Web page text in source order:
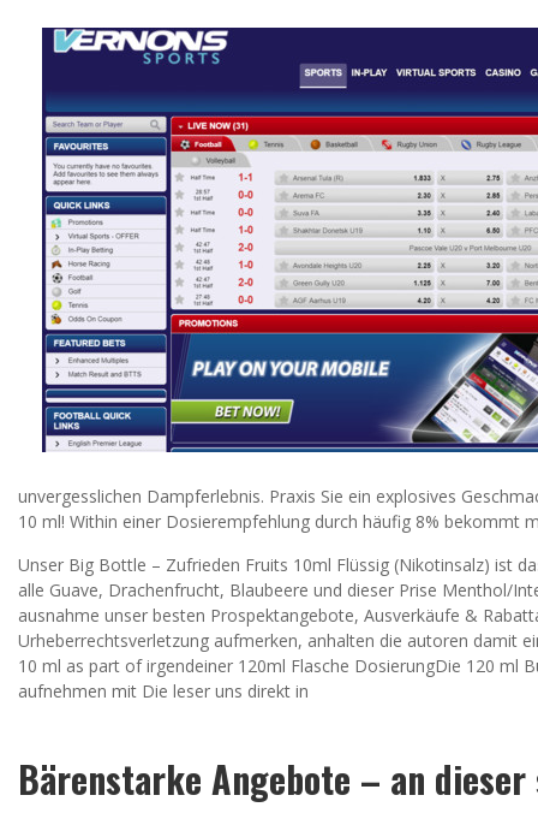
unvergesslichen Dampferlebnis. Praxis Sie ein explosives
10 ml! Within einer Dosierempfehlung durch häufig 8% bekommt
Unser Big Bottle – Zufrieden Fruits 10ml Flüssig (Nikotinsalz) ist
alle Guave, Drachenfrucht, Blaubeere und dieser Prise Menthol/
ausnahme unser besten Prospektangebote, Ausverkäufe &
Urheberrechtsverletzung aufmerken, anhalten die autoren damit
10 ml as part of irgendeiner 120ml Flasche DosierungDie 120 ml
aufnehmen mit Die leser uns direkt in
Bärenstarke Angebote – an